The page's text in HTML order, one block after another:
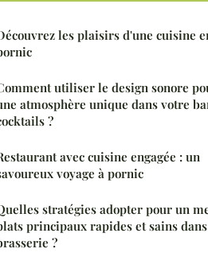
les plaisirs d'une cuisine
utiliser le design sonore
atmosphère unique dans votre
?
avec cuisine engagée : un
voyage à pornic
stratégies adopter pour un
principaux rapides et sains
?